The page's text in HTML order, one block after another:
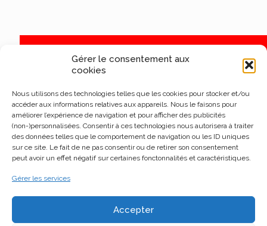
Gérer le consentement aux
cookies
Nous utilisons des technologies telles que les cookies pour stocker et/ou
accéder aux informations relatives aux appareils. Nous le faisons pour
améliorer l’expérience de navigation et pour afficher des publicités
(non-)personnalisées. Consentir à ces technologies nous autorisera à traiter
des données telles que le comportement de navigation ou les ID uniques
sur ce site. Le fait de ne pas consentir ou de retirer son consentement
peut avoir un effet négatif sur certaines fonctonnalités et caractéristiques.
Gérer les services
Accepter